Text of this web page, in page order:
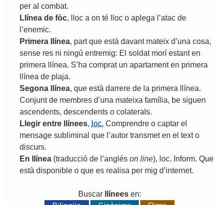
per al combat.
Llínea de fòc, lloc a on té lloc o aplega ’atac de
’enemic.
Primera
llínea, part que està davant mateix d’una cosa,
sense res ni ningú entremig: El soldat morí estant en
primera
llínea. S’ha comprat un apartament en primera
llínea de plaja.
Segona
llínea, que està darrere de la primera llínea.
Conjunt de membres d’una mateixa família, be siguen
ascendents, descendents o colaterals.
Llegir entre llínees, loc. Comprendre o captar el
mensage subliminal que ’autor transmet en el text o
discurs.
En
llínea (traducció de ’anglés on line), loc. Inform. Que
està disponible o que es realisa per mig d’internet.
Buscar llíneesen: